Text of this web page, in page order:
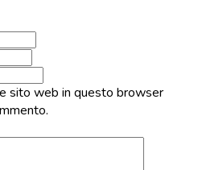
sito web in questo browser